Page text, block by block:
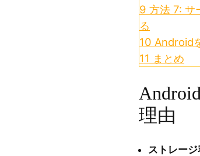
9 方法 7: サ
る
10 Android
11 まとめ
理由
ストレー